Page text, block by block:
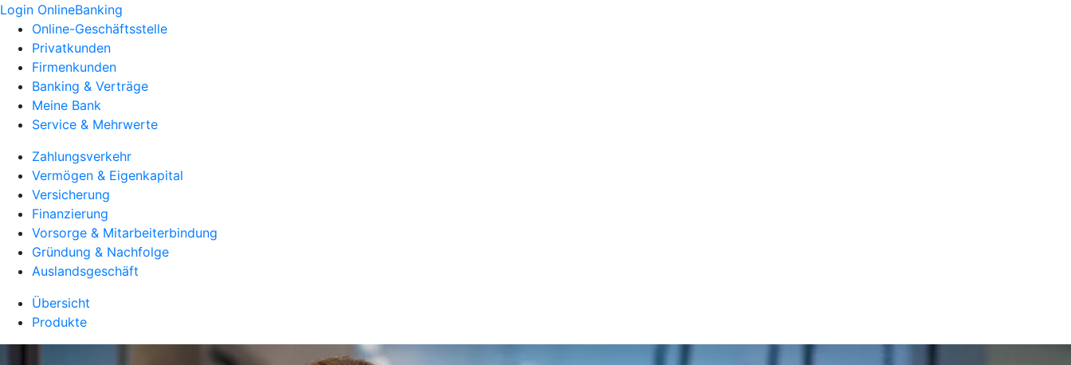
Login OnlineBanking
Online-Geschäftsstelle
Privatkunden
Firmenkunden
Banking & Verträge
Meine Bank
Service & Mehrwerte
Zahlungsverkehr
Vermögen & Eigenkapital
Versicherung
Finanzierung
Vorsorge & Mitarbeiterbindung
Gründung & Nachfolge
Auslandsgeschäft
Übersicht
Produkte